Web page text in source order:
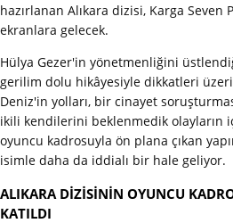
hazırlanan Alıkara dizisi, Karga Seven
ekranlara gelecek.
Hülya Gezer'in yönetmenliğini
gerilim dolu hikâyesiyle dikkatleri
Deniz'in yolları, bir cinayet
ikili kendilerini beklenmedik olayların
oyuncu kadrosuyla ön plana çıkan
isimle daha da iddialı bir hale geliyor.
ALIKARA DİZİSİNİN OYUNCU
KATILDI